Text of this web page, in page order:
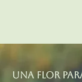
UNA FLOR